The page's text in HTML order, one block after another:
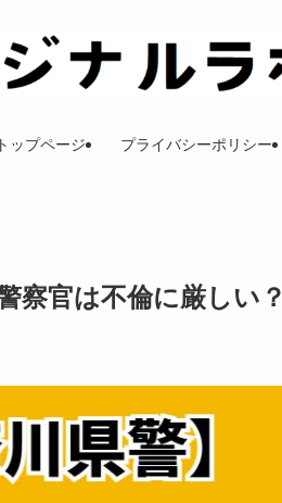
トップページ プライバシーポリシー
察官は不倫に厳しい？